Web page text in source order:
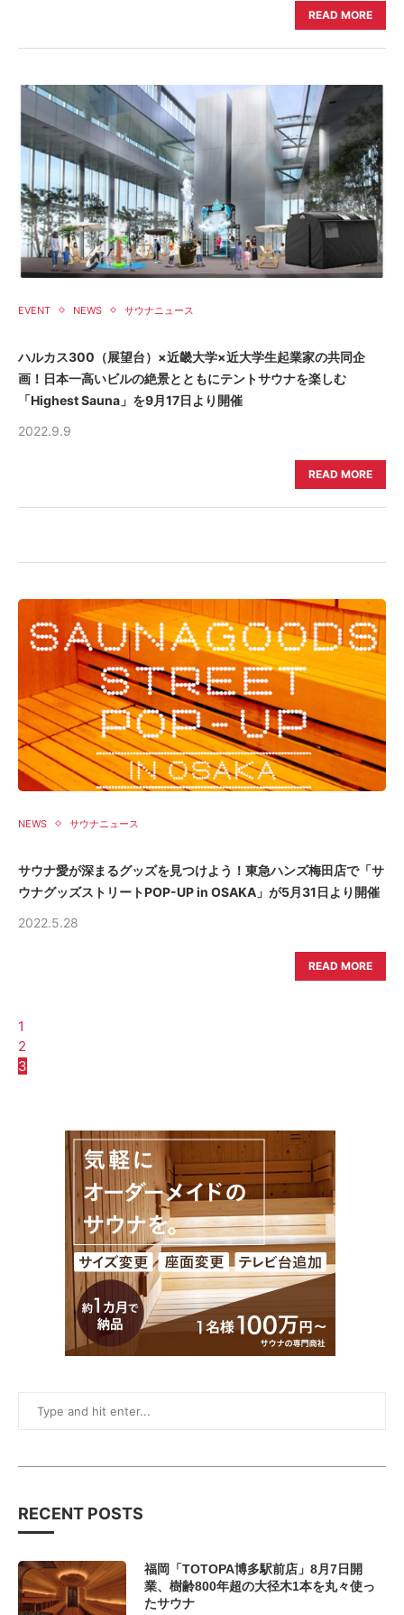
READ MORE
EVENT NEWS サウナニュース
ハルカス300（展望台）×近畿大学×近大学生起業家の共同企
画！日本一高いビルの絶景とともにテントサウナを楽しむ
「Highest Sauna」を9月17日より開催
2022.9.9
READ MORE
NEWS サウナニュース
サウナ愛が深まるグッズを見つけよう！東急ハンズ梅田店で「サ
ウナグッズストリートPOP-UP in OSAKA」が5月31日より開催
2022.5.28
READ MORE
1
2
3
RECENT POSTS
福岡「TOTOPA博多駅前店」8月7日開
業、樹齢800年超の大径木1本を丸々使っ
たサウナ